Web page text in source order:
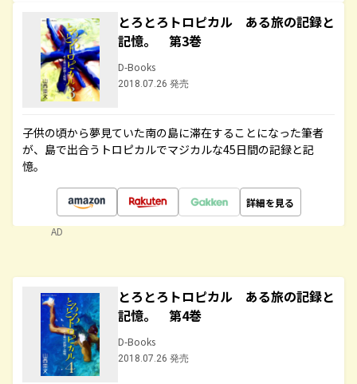
とろとろトロピカル ある旅の記録と
記憶。 第3巻
D-Books
2018.07.26 発売
子供の頃から夢見ていた南の島に滞在することになった筆者
が、島で出合うトロピカルでマジカルな45日間の記録と記
憶。
詳細を見る
AD
とろとろトロピカル ある旅の記録と
記憶。 第4巻
D-Books
2018.07.26 発売